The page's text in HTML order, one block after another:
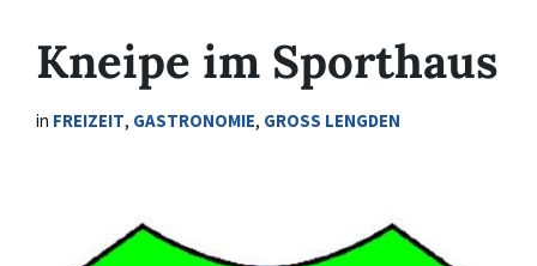
Kneipe im Sporthaus
in FREIZEIT, GASTRONOMIE, GROSS LENGDEN